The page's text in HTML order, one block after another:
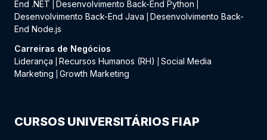
End .NET
Desenvolvimento Back-End Python
Desenvolvimento Back-End Java
Desenvolvimento Back-
End Node.js
Carreiras de Negócios
Liderança
Recursos Humanos (RH)
Social Media
Marketing
Growth Marketing
CURSOS UNIVERSITÁRIOS FIAP